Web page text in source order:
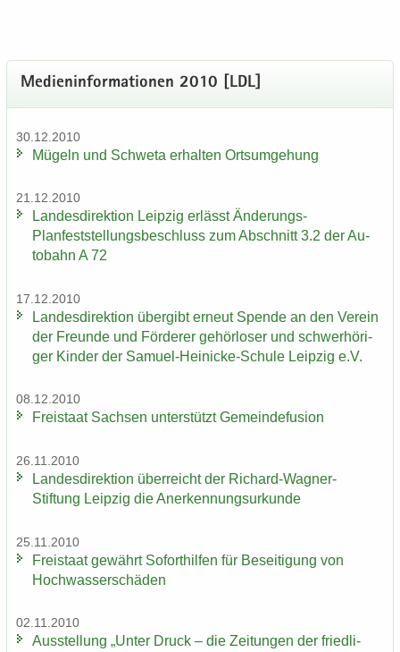
Me­di­en­in­for­ma­tio­nen 2010 [LDL]
30.12.2010
Mü­geln und Schwe­ta er­hal­ten Orts­um­ge­hung
21.12.2010
Lan­des­di­rek­ti­on Leip­zig er­lässt Änderungs-​
Planfeststellungsbeschluss zum Ab­schnitt 3.2 der Au­
to­bahn A 72
17.12.2010
Lan­des­di­rek­ti­on über­gibt er­neut Spen­de an den Ver­ein
der Freun­de und För­de­rer ge­hör­lo­ser und schwer­hö­ri­
ger Kin­der der Samuel-​Heinicke-Schule Leip­zig e.V.
08.12.2010
Frei­staat Sach­sen un­ter­stützt Ge­mein­de­fu­si­on
26.11.2010
Lan­des­di­rek­ti­on über­reicht der Richard-​Wagner-
Stiftung Leip­zig die An­er­ken­nungs­ur­kun­de
25.11.2010
Frei­staat ge­währt So­fort­hil­fen für Be­sei­ti­gung von
Hoch­was­ser­schä­den
02.11.2010
Aus­stel­lung „Unter Druck – die Zei­tun­gen der fried­li­